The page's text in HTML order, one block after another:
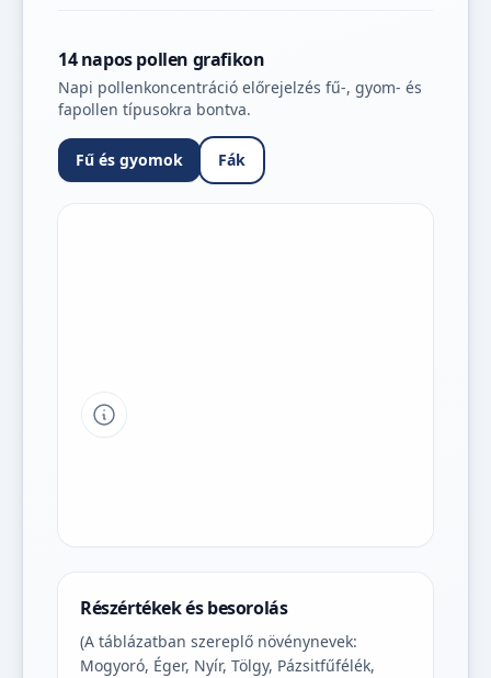
14 napos pollen grafikon
Napi pollenkoncentráció előrejelzés fű-, gyom- és
fapollen típusokra bontva.
Fű és gyomok Fák
Tipp a grafikon jelmagyarázatához
Részértékek és besorolás
(A táblázatban szereplő növénynevek:
Mogyoró, Éger, Nyír, Tölgy, Pázsitfűfélék,